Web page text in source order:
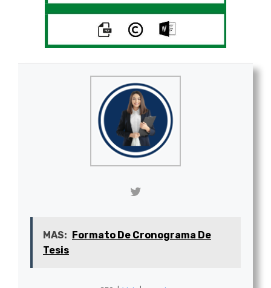
MAS: Formato De Cronograma De
Tesis